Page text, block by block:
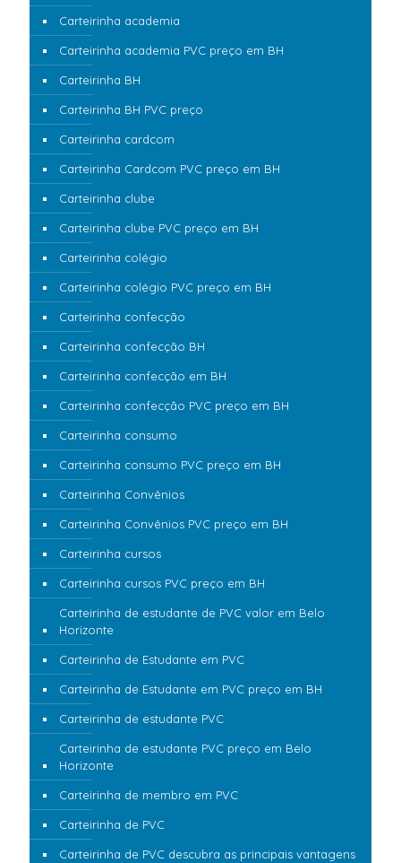
Carteirinha academia
Carteirinha academia PVC preço em BH
Carteirinha BH
Carteirinha BH PVC preço
Carteirinha cardcom
Carteirinha Cardcom PVC preço em BH
Carteirinha clube
Carteirinha clube PVC preço em BH
Carteirinha colégio
Carteirinha colégio PVC preço em BH
Carteirinha confecção
Carteirinha confecção BH
Carteirinha confecção em BH
Carteirinha confecção PVC preço em BH
Carteirinha consumo
Carteirinha consumo PVC preço em BH
Carteirinha Convênios
Carteirinha Convênios PVC preço em BH
Carteirinha cursos
Carteirinha cursos PVC preço em BH
Carteirinha de estudante de PVC valor em Belo
Horizonte
Carteirinha de Estudante em PVC
Carteirinha de Estudante em PVC preço em BH
Carteirinha de estudante PVC
Carteirinha de estudante PVC preço em Belo
Horizonte
Carteirinha de membro em PVC
Carteirinha de PVC
Carteirinha de PVC descubra as principais vantagens